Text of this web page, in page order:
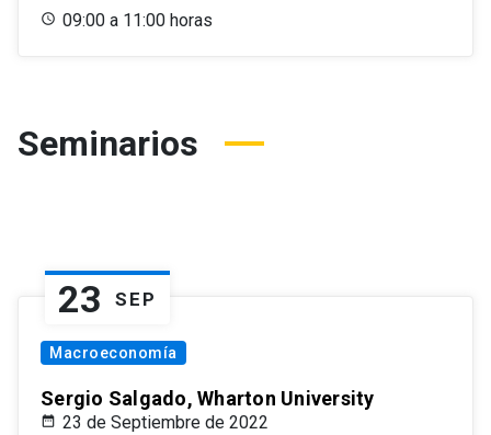
09:00 a 11:00 horas
Seminarios
23 SEP
Macroeconomía
Sergio Salgado, Wharton University
23 de Septiembre de 2022